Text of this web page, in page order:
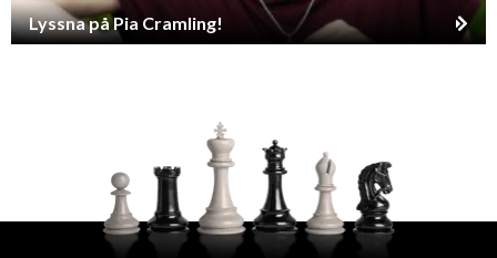
Lyssna på Pia Cramling!